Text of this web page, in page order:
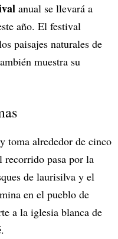
anual se llevará a
año. El festival
paisajes naturales de
muestra su
toma alrededor de cinco
recorrido pasa por la
de laurisilva y el
en el pueblo de
a la iglesia blanca de
.